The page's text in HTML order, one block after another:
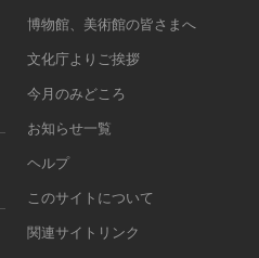
博物館、美術館の皆さまへ
文化庁よりご挨拶
今月のみどころ
お知らせ一覧
ヘルプ
このサイトについて
関連サイトリンク